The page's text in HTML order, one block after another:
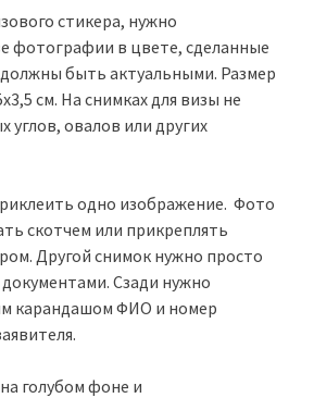
стикера, нужно
фотографии в цвете, сделанные
быть актуальными. Размер
см. На снимках для визы не
углов, овалов или других
одно изображение. Фото
скотчем или прикреплять
Другой снимок нужно просто
Сзади нужно
карандашом ФИО и номер
голубом фоне и